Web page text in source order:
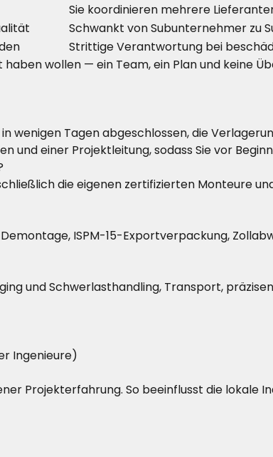
Sie koordinieren mehrere
Schwankt von Subunternehmer zu
Strittige Verantwortung bei
wollen — ein Team, ein Plan und keine
wenigen Tagen abgeschlossen, die
und einer Projektleitung, sodass Sie vor
die eigenen zertifizierten Monteure
ISPM-15-Exportverpackung,
und Schwerlasthandling, Transport,
Ingenieure)
Projekterfahrung. So beeinflusst die lokale